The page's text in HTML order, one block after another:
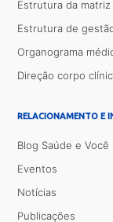
Estrutura da matriz
Estrutura de
Organograma
Direção corpo
RELACIONAMENTO E
Blog Saúde e Você
Eventos
Notícias
Publicações